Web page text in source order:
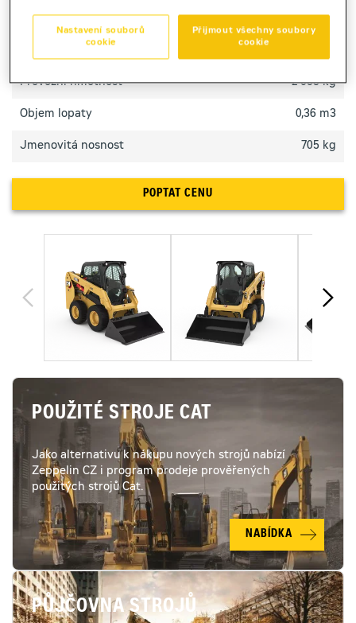
Provozní hmotnost 2 653 kg
Objem lopaty 0,36 m3
Jmenovitá nosnost 705 kg
POPTAT CENU
POUŽITÉ STROJE CAT
Jako alternativu k nákupu nových strojů nabízí
Zeppelin CZ i program prodeje prověřených
použitých strojů Cat.
NABÍDKA
PŮJČOVNA STROJŮ
Přijmout všechny soubory
cookie
Nastavení souborů
cookie